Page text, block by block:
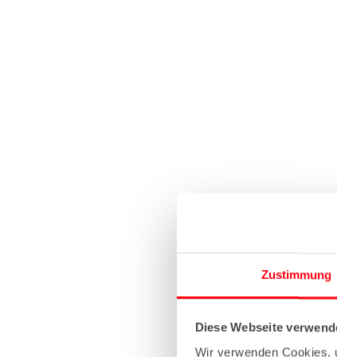
Zustimmung
Diese Webseite
Wir verwenden Cookies,